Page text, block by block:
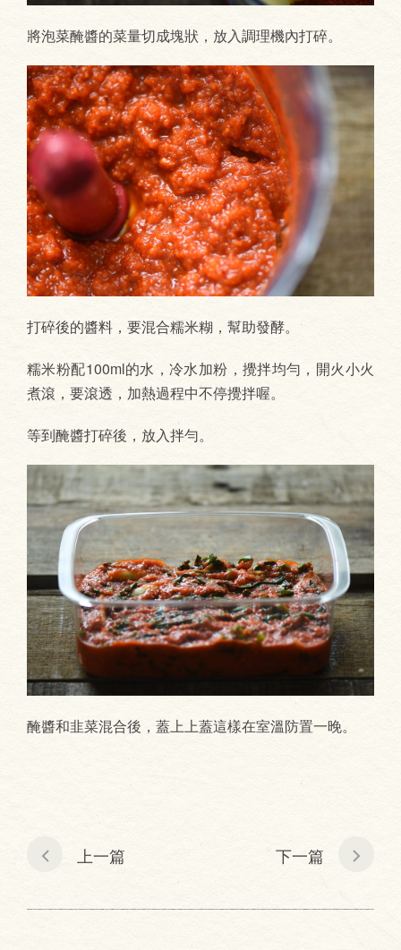
將泡菜醃醬的菜量切成塊狀，放入調理機內打碎。
打碎後的醬料，要混合糯米糊，幫助發酵。
糯米粉配100ml的水，冷水加粉，攪拌均勻，開火小火
煮滾，要滾透，加熱過程中不停攪拌喔。
等到醃醬打碎後，放入拌勻。
醃醬和韭菜混合後，蓋上上蓋這樣在室溫防置一晚。
上一篇 下一篇